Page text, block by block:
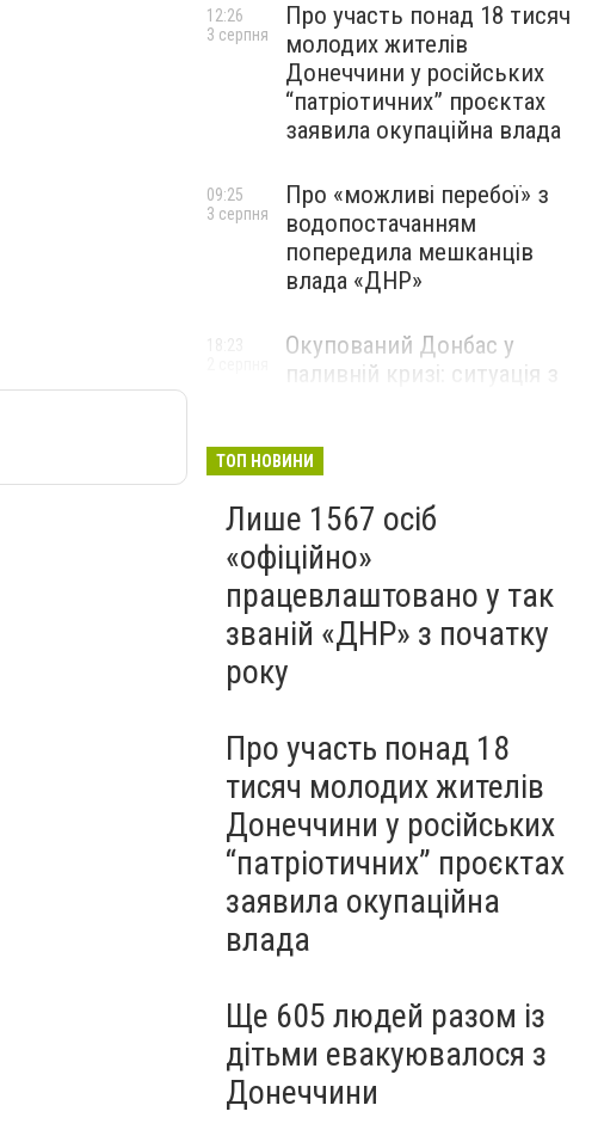
Про участь понад 18 тисяч
молодих жителів
Донеччини у російських
“патріотичних” проєктах
заявила окупаційна влада
12:26
3 серпня
Про «можливі перебої» з
водопостачанням
попередила мешканців
влада «ДНР»
09:25
3 серпня
Окупований Донбас у
паливній кризі: ситуація з
ТОП НОВИНИ
Лише 1567 осіб
«офіційно»
працевлаштовано у так
званій «ДНР» з початку
року
Про участь понад 18
тисяч молодих жителів
Донеччини у російських
“патріотичних” проєктах
заявила окупаційна
влада
Ще 605 людей разом із
дітьми евакуювалося з
Донеччини